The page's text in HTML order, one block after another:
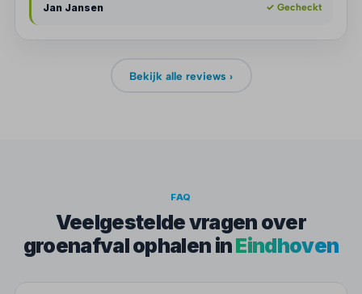
Jan Jansen
✓ Gecheckt
Bekijk alle reviews ›
FAQ
Veelgestelde vragen over
groenafval ophalen inEindhoven